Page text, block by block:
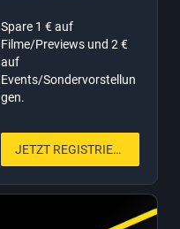
Spare 1 € auf
Filme/Previews und 2 €
auf
Events/Sondervorstellun
gen.
JETZT REGISTRIEREN